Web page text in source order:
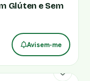
Glúten e Sem
Avisem-me